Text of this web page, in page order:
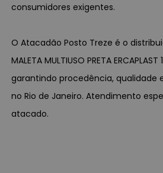
consumidores exigentes.
O Atacadão Posto Treze é o
MALETA MULTIUSO PRETA ERCAPLAST
garantindo procedência, qualidade
no Rio de Janeiro. Atendimento
atacado.